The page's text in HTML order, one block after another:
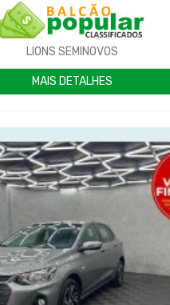
LIONS SEMINOVOS
MAIS DETALHES